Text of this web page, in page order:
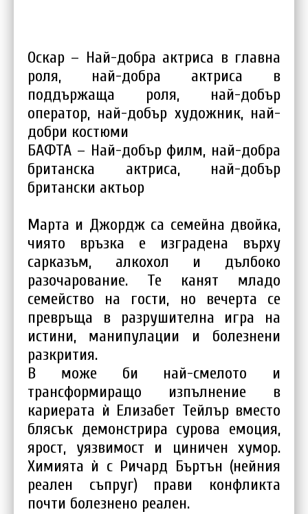
Оскар – Най-добра актриса в главна
роля, най-добра актриса в
поддържаща роля, най-добър
оператор, най-добър художник, най-
добри костюми
БАФТА – Най-добър филм, най-добра
британска актриса, най-добър
британски актьор
Марта и Джордж са семейна двойка,
чиято връзка е изградена върху
сарказъм, алкохол и дълбоко
разочарование. Те канят младо
семейство на гости, но вечерта се
превръща в разрушителна игра на
истини, манипулации и болезнени
разкрития.
В може би най-смелото и
трансформиращо изпълнение в
кариерата ѝ Елизабет Тейлър вместо
блясък демонстрира сурова емоция,
ярост, уязвимост и циничен хумор.
Химията ѝ с Ричард Бъртън (нейния
реален съпруг) прави конфликта
почти болезнено реален.